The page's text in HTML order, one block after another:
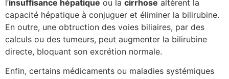
l’insuffisance hépatique ou la cirrhose altèrent la
capacité hépatique à conjuguer et éliminer la bilirubine.
En outre, une obtruction des voies biliaires, par des
calculs ou des tumeurs, peut augmenter la bilirubine
directe, bloquant son excrétion normale.
Enfin, certains médicaments ou maladies systémiques